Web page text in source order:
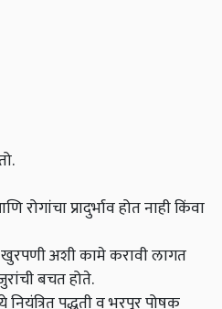
रोगांचा प्रादुर्भाव होत नाही किंवा
अशी कामे करावी लागत
बचत होते.
पद्धती व भरपूर पोषक